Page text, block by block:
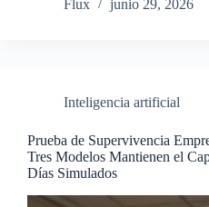
Flux
junio 29, 2026
Inteligencia artificial
Prueba de Supervivencia
Tres Modelos Mantienen el
Días Simulados